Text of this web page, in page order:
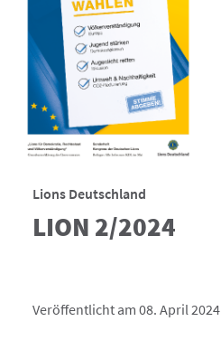
Lions Deutschland
LION 2/2024
Veröffentlicht am 08. April 2024